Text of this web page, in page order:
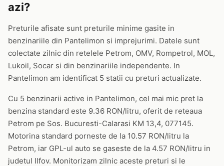
azi?
Preturile afisate sunt preturile minime gasite in
benzinariile din Pantelimon si imprejurimi. Datele sunt
colectate zilnic din retelele Petrom, OMV, Rompetrol, MOL,
Lukoil, Socar si din benzinariile independente. In
Pantelimon am identificat 5 statii cu preturi actualizate.
Cu 5 benzinarii active in Pantelimon, cel mai mic pret la
benzina standard este 9.36 RON/litru, oferit de reteaua
Petrom pe Sos. Bucuresti-Calarasi KM 13,4, 077145.
Motorina standard porneste de la 10.57 RON/litru la
Petrom, iar GPL-ul auto se gaseste de la 4.57 RON/litru in
judetul Ilfov. Monitorizam zilnic aceste preturi si le